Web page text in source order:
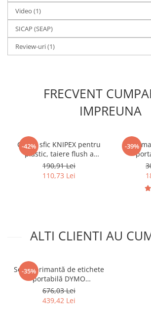
Video (1)
SICAP (SEAP)
Review-uri(1)
FRECVENT
IMPREUNA
-42%
Cleste sfic KNIPEX pentru
plastic, taiere flush a
canalelor de injectie si
bavurilor, manere plastic,
160 mm, fabricat in
190,91 Lei
110,73 Lei
-39%
acasă și
ALTI CLIENTI AU
-35%
Set imprimantă de etichete
portabilă DYMO
LabelManager 160 cu
tastatură QWERTY și set
tricolor de etichete DYMO
676,03 Lei
439,42 Lei